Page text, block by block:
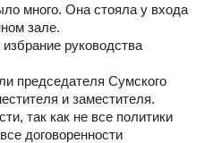
много. Она стояла у входа
зале.
руководства
председателя Сумского
и заместителя.
так как не все политики
договоренности